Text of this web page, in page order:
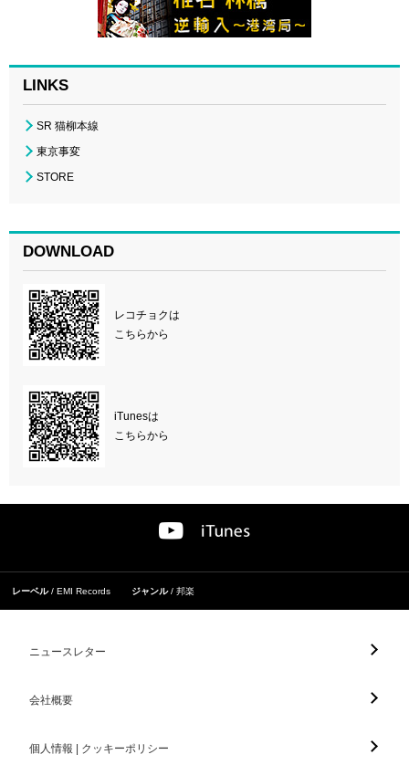
LINKS
SR 猫柳本線
東京事変
STORE
DOWNLOAD
レコチョクは
こちらから
iTunesは
こちらから
レーベル EMI Records ジャンル 邦楽
ニュースレター
会社概要
個人情報 | クッキーポリシー